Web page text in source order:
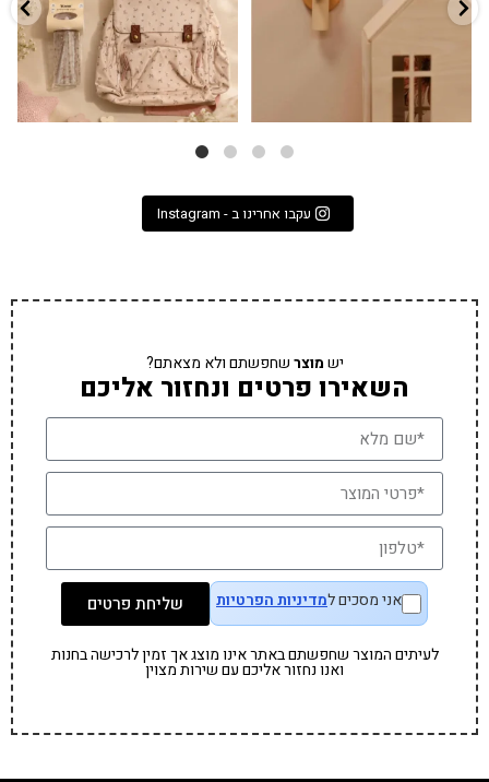
עקבו אחרינו ב - Instagram
ישמוצרשחפשתם ולא מצאתם?
השאירו פרטים ונחזור אליכם
אני מסכים למדיניות הפרטיות שליחת פרטים
לעיתים המוצר שחפשתם באתר אינו מוצג אך זמין לרכישה בחנות
ואנו נחזור אליכם עם שירות מצוין